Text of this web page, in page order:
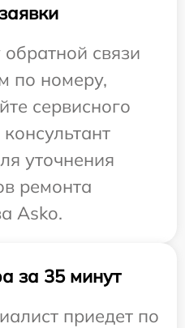
связи
по номеру,
сервисного
уточнения
ремонта
Asko.
за 35 минут
приедет по